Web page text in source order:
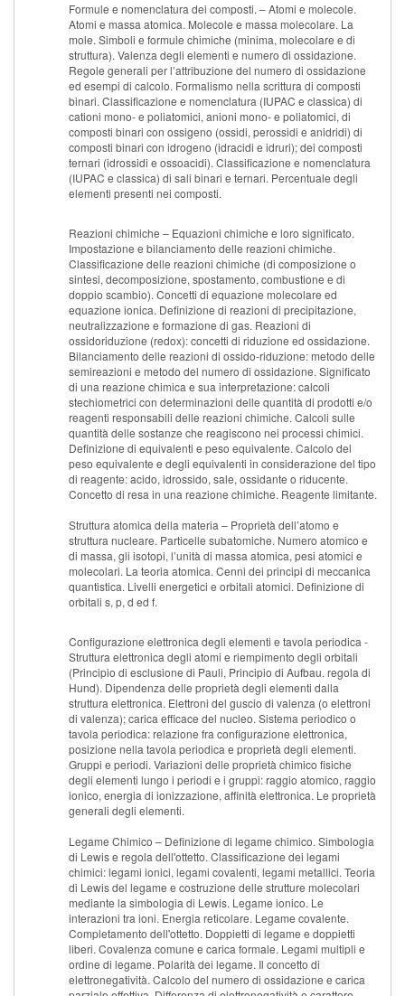
Formule e nomenclatura dei composti. – Atomi e molecole.
Atomi e massa atomica. Molecole e massa molecolare. La
mole. Simboli e formule chimiche (minima, molecolare e di
struttura). Valenza degli elementi e numero di ossidazione.
Regole generali per l’attribuzione del numero di ossidazione
ed esempi di calcolo. Formalismo nella scrittura di composti
binari. Classificazione e nomenclatura (IUPAC e classica) di
cationi mono- e poliatomici, anioni mono- e poliatomici, di
composti binari con ossigeno (ossidi, perossidi e anidridi) di
composti binari con idrogeno (idracidi e idruri); dei composti
ternari (idrossidi e ossoacidi). Classificazione e nomenclatura
(IUPAC e classica) di sali binari e ternari. Percentuale degli
elementi presenti nei composti.
Reazioni chimiche – Equazioni chimiche e loro significato.
Impostazione e bilanciamento delle reazioni chimiche.
Classificazione delle reazioni chimiche (di composizione o
sintesi, decomposizione, spostamento, combustione e di
doppio scambio). Concetti di equazione molecolare ed
equazione ionica. Definizione di reazioni di precipitazione,
neutralizzazione e formazione di gas. Reazioni di
ossidoriduzione (redox): concetti di riduzione ed ossidazione.
Bilanciamento delle reazioni di ossido-riduzione: metodo delle
semireazioni e metodo del numero di ossidazione. Significato
di una reazione chimica e sua interpretazione: calcoli
stechiometrici con determinazioni delle quantità di prodotti e/o
reagenti responsabili delle reazioni chimiche. Calcoli sulle
quantità delle sostanze che reagiscono nei processi chimici.
Definizione di equivalenti e peso equivalente. Calcolo del
peso equivalente e degli equivalenti in considerazione del tipo
di reagente: acido, idrossido, sale, ossidante o riducente.
Concetto di resa in una reazione chimiche. Reagente limitante.
Struttura atomica della materia – Proprietà dell’atomo e
struttura nucleare. Particelle subatomiche. Numero atomico e
di massa, gli isotopi, l’unità di massa atomica, pesi atomici e
molecolari. La teoria atomica. Cenni dei principi di meccanica
quantistica. Livelli energetici e orbitali atomici. Definizione di
orbitali s, p, d ed f.
Configurazione elettronica degli elementi e tavola periodica -
Struttura elettronica degli atomi e riempimento degli orbitali
(Principio di esclusione di Pauli, Principio di Aufbau. regola di
Hund). Dipendenza delle proprietà degli elementi dalla
struttura elettronica. Elettroni del guscio di valenza (o elettroni
di valenza); carica efficace del nucleo. Sistema periodico o
tavola periodica: relazione fra configurazione elettronica,
posizione nella tavola periodica e proprietà degli elementi.
Gruppi e periodi. Variazioni delle proprietà chimico fisiche
degli elementi lungo i periodi e i gruppi: raggio atomico, raggio
ionico, energia di ionizzazione, affinità elettronica. Le proprietà
generali degli elementi.
Legame Chimico – Definizione di legame chimico. Simbologia
di Lewis e regola dell'ottetto. Classificazione dei legami
chimici: legami ionici, legami covalenti, legami metallici. Teoria
di Lewis del legame e costruzione delle strutture molecolari
mediante la simbologia di Lewis. Legame ionico. Le
interazioni tra ioni. Energia reticolare. Legame covalente.
Completamento dell'ottetto. Doppietti di legame e doppietti
liberi. Covalenza comune e carica formale. Legami multipli e
ordine di legame. Polarità dei legame. Il concetto di
elettronegatività. Calcolo del numero di ossidazione e carica